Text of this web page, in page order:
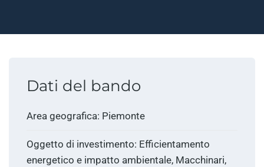
Dati del bando
Area geografica: Piemonte
Oggetto di investimento: Efficientamento
energetico e impatto ambientale, Macchinari,